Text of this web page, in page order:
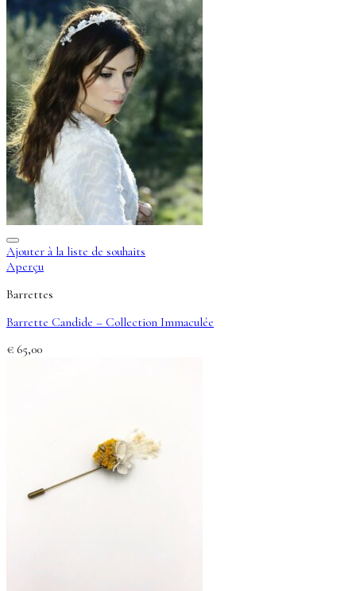
Ajouter à la liste de souhaits
Aperçu
Barrettes
Barrette Candide – Collection Immaculée
€ 65,00